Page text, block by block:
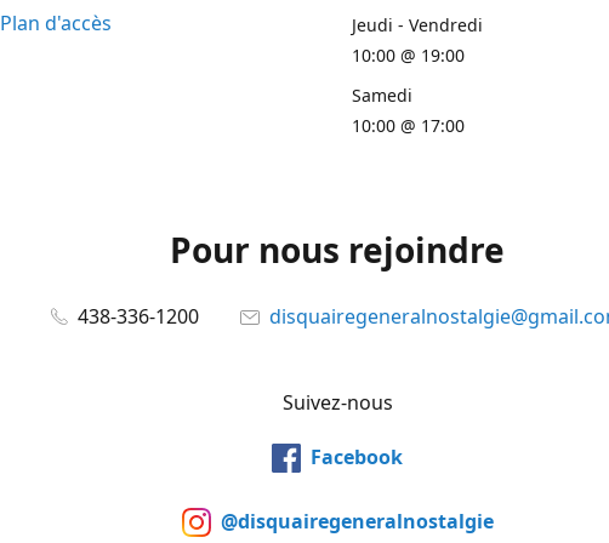
Plan d'accès
Jeudi - Vendredi
10:00 @ 19:00
Samedi
10:00 @ 17:00
Pour nous rejoindre
438-336-1200
Suivez-nous
Facebook
@disquairegeneralnostalgie